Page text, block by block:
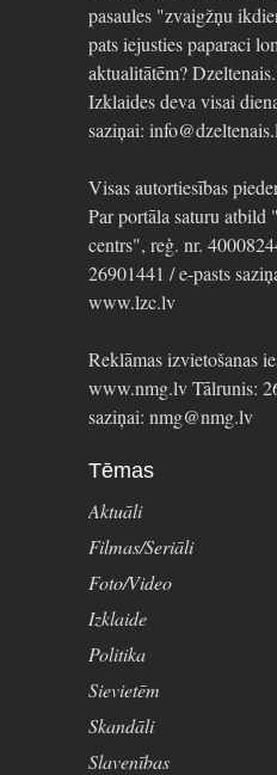
pasaules "zvaigžņu
pats iejusties paparaci
aktualitātēm?
Izklaides deva visai
saziņai:
Visas autortiesības
Par portāla saturu
centrs", reģ. nr.
26901441 / e-pasts
www.lzc.lv
Reklāmas izvietošanas
www.nmg.lv Tālrunis:
saziņai: nmg@nmg.lv
Tēmas
Aktuāli
Filmas/Seriāli
Foto/Video
Izklaide
Politika
Sievietēm
Skandāli
Slavenības